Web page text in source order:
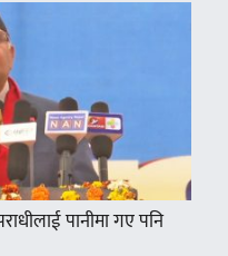
पानीमा गए पनि